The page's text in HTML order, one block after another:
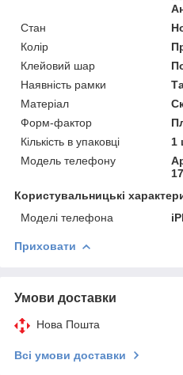
Стан
Колір
Клейовий шар
Наявність рамки
Матеріал
Форм-фактор
Кількість в упаковці
1
Модель телефону
Користувальницькі
Моделі телефона
Приховати
Умови доставки
Нова Пошта
Всі умови доставки